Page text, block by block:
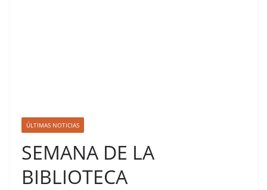
ÚLTIMAS NOTICIAS
SEMANA DE LA
BIBLIOTECA